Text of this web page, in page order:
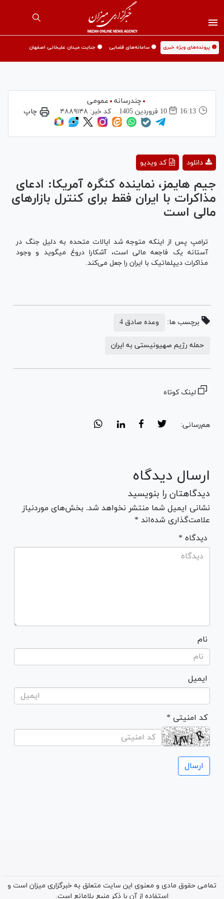
🟡 پرونده‌های ویژه خبری 🟡 سامانه‌های قضایی 🟡 جنایت میدان علیخانی اصفهان
چندرسانه
عمومی
16:13
10 فروردين 1405 کد خبر: ۴۸۸۹۱۴۸ چاپ
Video
کد ویدیو دانلود
جیم هایمز، نماینده کنگره آمریکا: ادعای
مذاکرات با ایران فقط برای کنترل بازارهای
مالی است
ترامپ پس از اینکه متوجه شد ایالات متحده به دلیل جنگ در
آستانه یک فاجعه مالی است، آشکارا دروغ میگوید و وجود
مذاکرات دیپلماتیک با ایران را جعل می‌کند.
برچسب ها: وعده صادق 4
حمله رژیم صهیونیستی به ایران
لینک کوتاه
هم‌رسانی:
ارسال دیدگاه
دیدگاهتان را بنویسید
نشانی ایمیل شما منتشر نخواهد شد. بخش‌های موردنیاز
علامت‌گذاری شده‌اند *
* دیدگاه
نام
ایمیل
* کد امنیتی
تمامی حقوق مادی و معنوی این سایت متعلق به خبرگزاری میزان است و
استفاده از آن با ذکر منبع بلامانع است.